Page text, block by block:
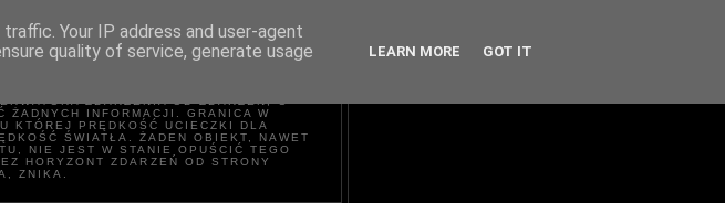
ŻADNYCH INFORMACJI. GRANICA W
KTÓREJ PRĘDKOŚĆ UCIECZKI DLA
ŚWIATŁA. ŻADEN OBIEKT, NAWET
NIE JEST W STANIE OPUŚCIĆ TEGO
HORYZONT ZDARZEŃ OD STRONY
ZNIKA.
Your IP address and user-agent
quality of service, generate usage
LEARN MORE GOT IT